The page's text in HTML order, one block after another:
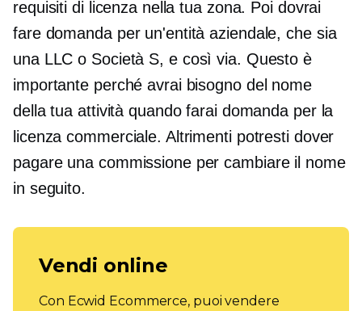
requisiti di licenza nella tua zona. Poi dovrai
fare domanda per un'entità aziendale, che sia
una LLC o Società S, e così via. Questo è
importante perché avrai bisogno del nome
della tua attività quando farai domanda per la
licenza commerciale. Altrimenti potresti dover
pagare una commissione per cambiare il nome
in seguito.
Vendi online
Con Ecwid Ecommerce, puoi vendere